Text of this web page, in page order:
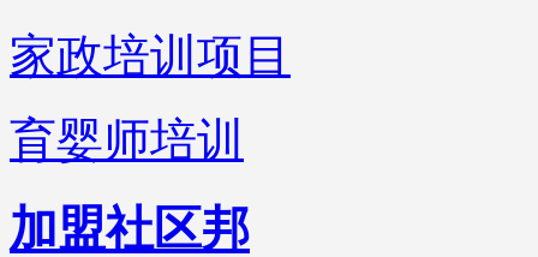
家政培训项目
育婴师培训
加盟社区邦